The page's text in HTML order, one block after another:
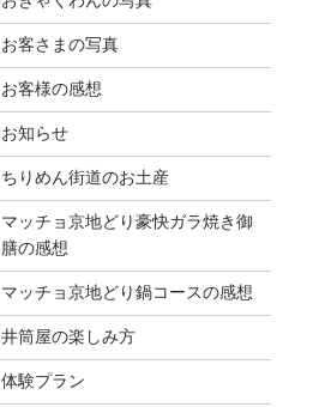
お客さまの写真
お客様の感想
お知らせ
ちりめん街道のお土産
マッチョ京地どり豪快ガラ焼き御
膳の感想
マッチョ京地どり鍋コースの感想
井筒屋の楽しみ方
体験プラン